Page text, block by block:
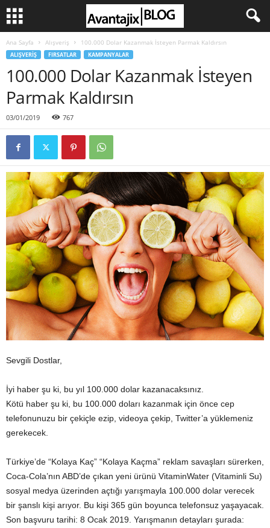
Ana Sayfa Alışveriş 100.000 Dolar Kazanmak İsteyen Parmak Kaldırsın
ALIŞVERIŞ FIRSATLAR KAMPANYALAR
100.000 Dolar Kazanmak İsteyen
Parmak Kaldırsın
03/01/2019 767
Sevgili Dostlar,
İyi haber şu ki, bu yıl 100.000 dolar kazanacaksınız.
Kötü haber şu ki, bu 100.000 doları kazanmak için önce cep
telefonunuzu bir çekiçle ezip, videoya çekip, Twitter’a yüklemeniz
gerekecek.
Türkiye’de “Kolaya Kaç” “Kolaya Kaçma” reklam savaşları sürerken,
Coca-Cola’nın ABD’de çıkan yeni ürünü VitaminWater (Vitaminli Su)
sosyal medya üzerinden açtığı yarışmayla 100.000 dolar verecek
bir şanslı kişi arıyor. Bu kişi 365 gün boyunca telefonsuz yaşayacak.
Son başvuru tarihi: 8 Ocak 2019. Yarışmanın detayları şurada: